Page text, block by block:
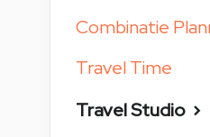
Combinatie
Travel Time
Travel Studio